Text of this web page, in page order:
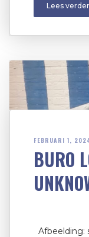
Lees verder
FEBRUARI 1,
BURO
Afbeelding: